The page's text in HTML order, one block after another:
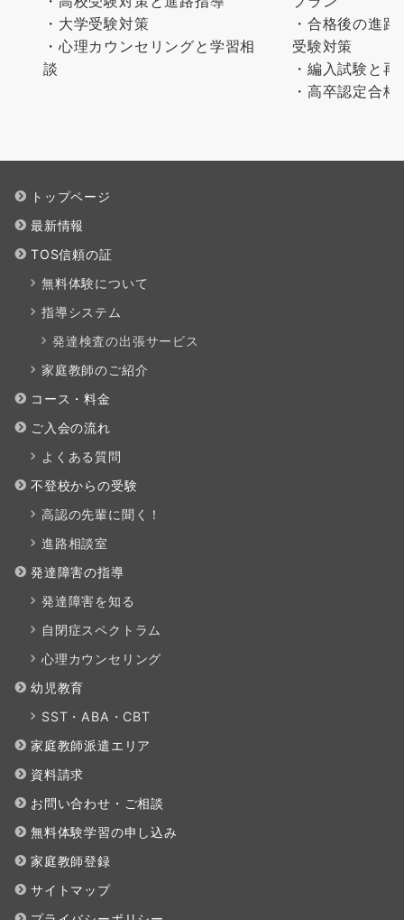
・大学受験対策
・心理カウンセリングと学習相
談
・合格後の進
受験対策
・編入試験と
・高卒認定合格
トップページ
最新情報
TOS信頼の証
無料体験について
指導システム
発達検査の出張サービス
家庭教師のご紹介
コース・料金
ご入会の流れ
よくある質問
不登校からの受験
高認の先輩に聞く！
進路相談室
発達障害の指導
発達障害を知る
自閉症スペクトラム
心理カウンセリング
幼児教育
SST・ABA・CBT
家庭教師派遣エリア
資料請求
お問い合わせ・ご相談
無料体験学習の申し込み
家庭教師登録
サイトマップ